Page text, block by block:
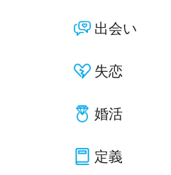
出会い
失恋
婚活
定義